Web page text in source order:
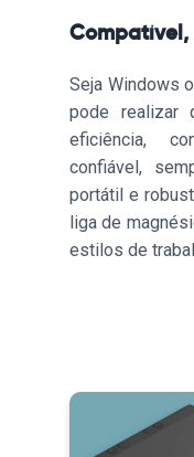
Seja Windows
pode realizar
eficiência,
confiável,
portátil e
liga de
estilos de